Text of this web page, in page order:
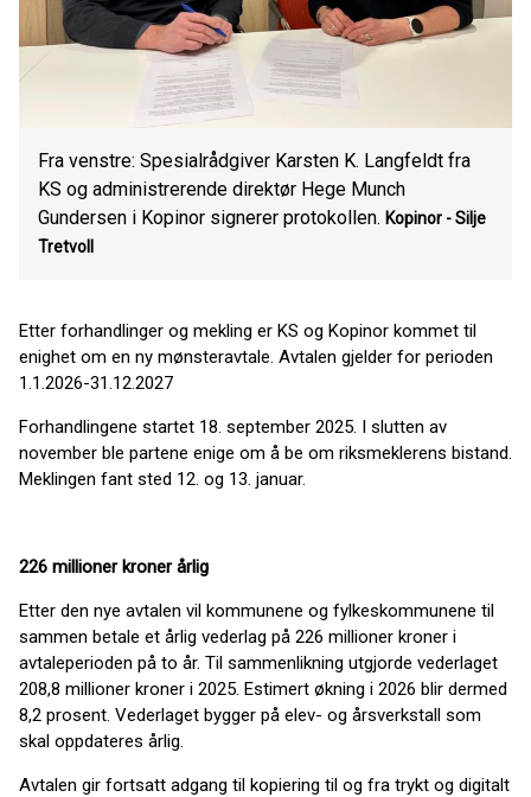
Fra venstre: Spesialrådgiver Karsten K. Langfeldt fra
KS og administrerende direktør Hege Munch
Gundersen i Kopinor signerer protokollen. Kopinor - Silje
Tretvoll
Etter forhandlinger og mekling er KS og Kopinor kommet til
enighet om en ny mønsteravtale. Avtalen gjelder for perioden
1.1.2026-31.12.2027
Forhandlingene startet 18. september 2025. I slutten av
november ble partene enige om å be om riksmeklerens bistand.
Meklingen fant sted 12. og 13. januar.
226 millioner kroner årlig
Etter den nye avtalen vil kommunene og fylkeskommunene til
sammen betale et årlig vederlag på 226 millioner kroner i
avtaleperioden på to år. Til sammenlikning utgjorde vederlaget
208,8 millioner kroner i 2025. Estimert økning i 2026 blir dermed
8,2 prosent. Vederlaget bygger på elev- og årsverkstall som
skal oppdateres årlig.
Avtalen gir fortsatt adgang til kopiering til og fra trykt og digitalt